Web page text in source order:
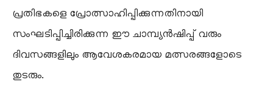
പ്രതിഭകളെ പ്രോത്സാഹിപ്പിക്കുന്നതിനായി
സംഘടിപ്പിച്ചിരിക്കുന്ന ഈ ചാമ്പ്യൻഷിപ്പ് വരും
ദിവസങ്ങളിലും ആവേശകരമായ മത്സരങ്ങളോടെ
തുടരും.